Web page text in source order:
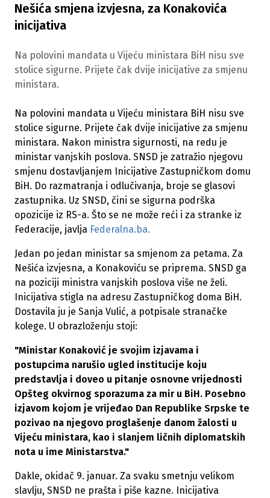
Nešića smjena izvjesna, za Konakovića
inicijativa
Na polovini mandata u Vijeću ministara BiH nisu sve
stolice sigurne. Prijete čak dvije inicijative za smjenu
ministara.
Na polovini mandata u Vijeću ministara BiH nisu sve
stolice sigurne. Prijete čak dvije inicijative za smjenu
ministara. Nakon ministra sigurnosti, na redu je
ministar vanjskih poslova. SNSD je zatražio njegovu
smjenu dostavljanjem Inicijative Zastupničkom domu
BiH. Do razmatranja i odlučivanja, broje se glasovi
zastupnika. Uz SNSD, čini se sigurna podrška
opozicije iz RS-a. Što se ne može reći i za stranke iz
Federacije, javlja Federalna.ba.
Jedan po jedan ministar sa smjenom za petama. Za
Nešića izvjesna, a Konakoviću se priprema. SNSD ga
na poziciji ministra vanjskih poslova više ne želi.
Inicijativa stigla na adresu Zastupničkog doma BiH.
Dostavila ju je Sanja Vulić, a potpisale stranačke
kolege. U obrazloženju stoji:
"Ministar Konaković je svojim izjavama i
postupcima narušio ugled institucije koju
predstavlja i doveo u pitanje osnovne vrijednosti
Opšteg okvirnog sporazuma za mir u BiH. Posebno
izjavom kojom je vrijeđao Dan Republike Srpske te
pozivao na njegovo proglašenje danom žalosti u
Vijeću ministara, kao i slanjem ličnih diplomatskih
nota u ime Ministarstva."
Dakle, okidač 9. januar. Za svaku smetnju velikom
slavlju, SNSD ne prašta i piše kazne. Inicijativa